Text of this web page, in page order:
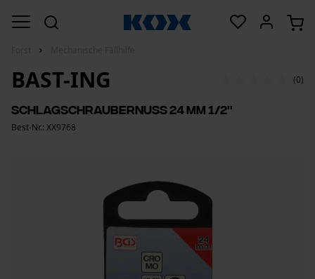
BAST-ING (0)
Schlagschraubernuss 24 mm 1/2''
Best-Nr.: XX9768